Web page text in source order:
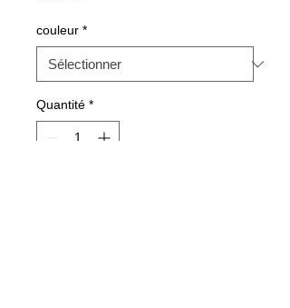
couleur *
Quantité *